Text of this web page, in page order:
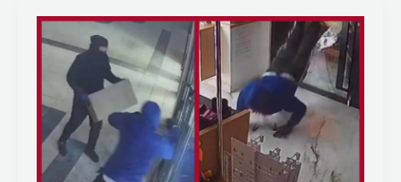
iz
Njemačke
mu